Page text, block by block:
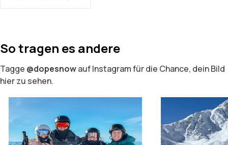
So tragen es andere
Tagge @dopesnowauf Instagram für die Chance, dein Bild
hier zu sehen.